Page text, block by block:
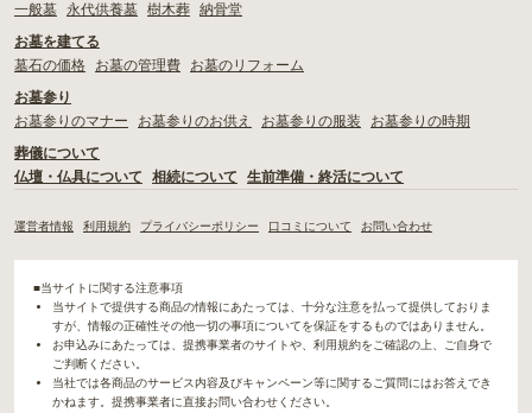
一般墓
永代供養墓 樹木葬 納骨堂
お墓を建てる
墓石の価格
お墓の管理費
お墓のリフォーム
お墓参り
お墓参りのマナー
お墓参りのお供え お墓参りの服装
お墓参りの時期
葬儀について
仏壇・仏具について
相続について 生前準備・終活について
運営者情報 利用規約 プライバシーポリシー 口コミについて お問い合わせ
■当サイトに関する注意事項
当サイトで提供する商品の情報にあたっては、十分な注意を払って提供しておりま
すが、情報の正確性その他一切の事項についてを保証をするものではありません。
お申込みにあたっては、提携事業者のサイトや、利用規約をご確認の上、ご自身で
ご判断ください。
当社では各商品のサービス内容及びキャンペーン等に関するご質問にはお答えでき
かねます。提携事業者に直接お問い合わせください。